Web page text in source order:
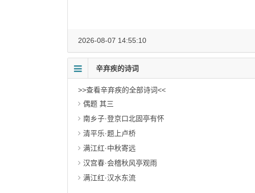
2026-08-07 14:55:10
辛弃疾的诗词
>>查看辛弃疾的全部诗词<<
偶题 其三
南乡子·登京口北固亭有怀
清平乐·题上卢桥
满江红·中秋寄远
汉宫春·会稽秋风亭观雨
满江红·汉水东流